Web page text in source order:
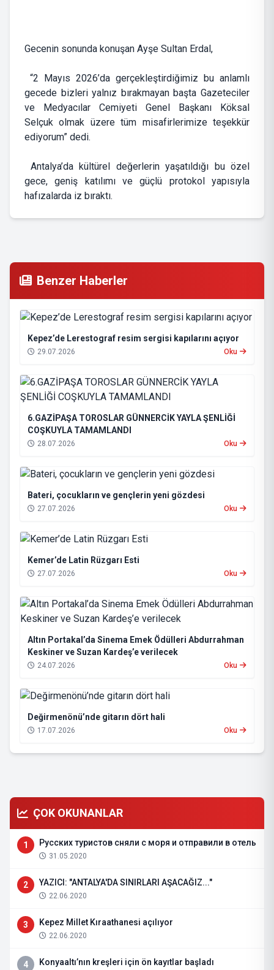
Gecenin sonunda konuşan Ayşe Sultan Erdal,
“2 Mayıs 2026’da gerçekleştirdiğimiz bu anlamlı
gecede bizleri yalnız bırakmayan başta Gazeteciler
ve Medyacılar Cemiyeti Genel Başkanı Köksal
Selçuk olmak üzere tüm misafirlerimize teşekkür
ediyorum” dedi.
Antalya’da kültürel değerlerin yaşatıldığı bu özel
gece, geniş katılımı ve güçlü protokol yapısıyla
hafızalarda iz bıraktı.
Benzer Haberler
Kepez’de Lerestograf resim sergisi kapılarını açıyor
29.07.2026 Oku
6.GAZİPAŞA TOROSLAR GÜNNERCİK YAYLA ŞENLİĞİ
COŞKUYLA TAMAMLANDI
28.07.2026 Oku
Bateri, çocukların ve gençlerin yeni gözdesi
27.07.2026 Oku
Kemer’de Latin Rüzgarı Esti
27.07.2026 Oku
Altın Portakal’da Sinema Emek Ödülleri Abdurrahman
Keskiner ve Suzan Kardeş’e verilecek
24.07.2026 Oku
Değirmenönü’nde gitarın dört hali
17.07.2026 Oku
ÇOK OKUNANLAR
1 Русских туристов сняли с моря и отправили в отель
31.05.2020
2 YAZICI: "ANTALYA'DA SINIRLARI AŞACAĞIZ..."
22.06.2020
3 Kepez Millet Kıraathanesi açılıyor
22.06.2020
4 Konyaaltı’nın kreşleri için ön kayıtlar başladı